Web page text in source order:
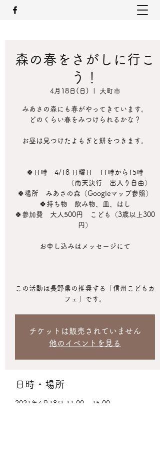
森の春をさがしに行こ
う！
4月18日(日) 大町市
みあさの森にも春がやってきています。
どのくらい春をみつけられるかな？
お昼は見つけたよもぎと餅をつきます。
🍀日時 4/18 日曜日 11時から15時
（雨天決行 出入り自由）
🍀場所 みあさの森（Googleマップ参照）
🍀持ち物 飲み物、皿、はし
🍀参加費 大人500円 こども（3歳以上300
円）
お申し込みはメッセージにて
この活動は長野県の推奨する「信州こどもカ
フェ」です。
チケットは販売されていません
他のイベントを見る
日時・場所
2021年4月18日 11:00 – 15:00